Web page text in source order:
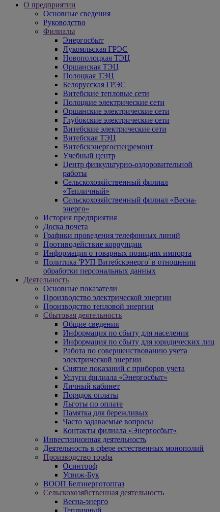
О предприятии
Основные сведения
Руководство
Филиалы
Энергосбыт
Лукомльская ГРЭС
Новополоцкая ТЭЦ
Оршанская ТЭЦ
Полоцкая ТЭЦ
Белорусская ГРЭС
Витебские тепловые сети
Полоцкие электрические сети
Оршанские электрические сети
Глубокские электрические сети
Витебские электрические сети
Витебская ТЭЦ
Витебскэнергоспецремонт
Учебный центр
Центр физкультурно-оздоровительной
работы
Сельскохозяйственный филиал
«Тепличный»
Сельскохозяйственный филиал «Весна-
энерго»
История предприятия
Доска почета
Графики проведения телефонных линий
Противодействие коррупции
Информация о товарных позициях импорта
Политика 'РУП Витебскэнерго' в отношении
обработки персональных данных
Деятельность
Основные показатели
Производство электрической энергии
Производство тепловой энергии
Сбытовая деятельность
Общие сведения
Информация по сбыту для населения
Информация по сбыту для юридических лиц
Работа по совершенствованию учета
электрической энергии
Снятие показаний с приборов учета
Услуги филиала «Энергосбыт»
Личный кабинет
Порядок оплаты
Льготы по оплате
Памятка для бережливых
Часто задаваемые вопросы
Контакты филиала «Энергосбыт»
Инвестиционная деятельность
Деятельность в сфере естественных монополий
Производство торфа
Осинторф
Усвиж-Бук
ВООП Белэнерготопгаз
Сельскохозяйственная деятельность
Весна-энерго